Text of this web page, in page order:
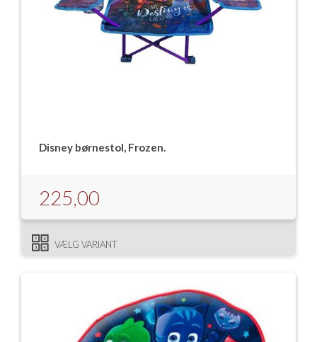
Disney børnestol, Frozen.
225,00
VÆLG VARIANT